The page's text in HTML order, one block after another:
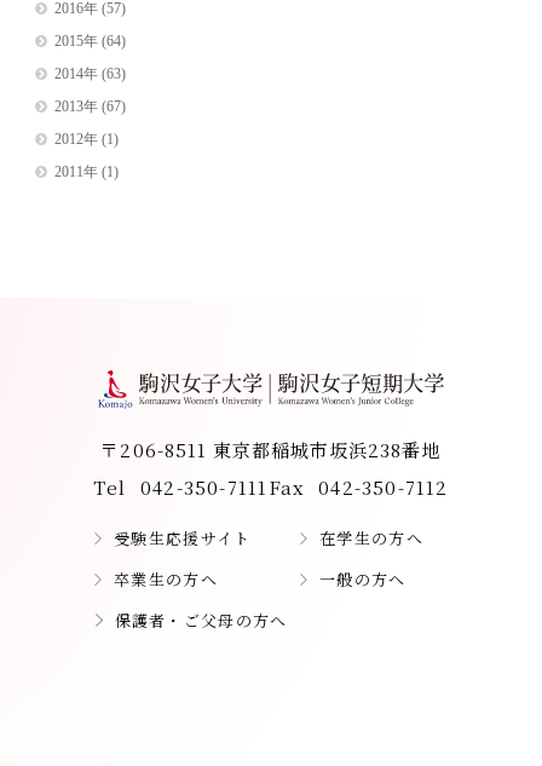
2016年(57)
2015年(64)
2014年(63)
2013年(67)
2012年(1)
2011年(1)
〒206-8511 東京都稲城市坂浜238番地
Tel
042-350-7111 Fax 042-350-7112
受験生応援サイト
在学生の方へ
卒業生の方へ
一般の方へ
保護者・ご父母の方へ